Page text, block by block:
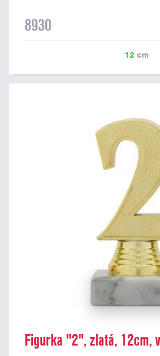
8930
12 cm
Figurka "2", zlatá, 12cm,